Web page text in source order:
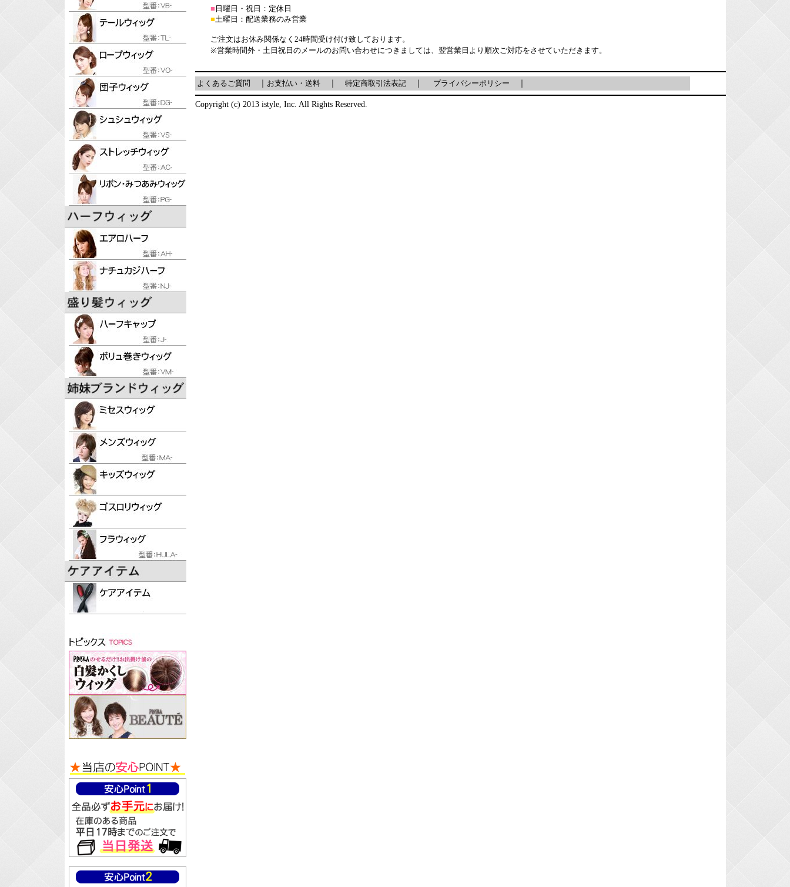
■ 日曜日・祝日：定休日
■土曜日：配送業務のみ営業
ご注文はお休み関係なく24時間受け付け致しております。
※営業時間外・土日祝日のメールのお問い合わせにつきましては、翌営業日より順次ご対応をさせていただきます。
よくあるご質問 お支払い・送料｜ 特定商取引法表記｜ プライバシーポリシー
Copyright (c) 2013 istyle, Inc. All Rights Reserved.